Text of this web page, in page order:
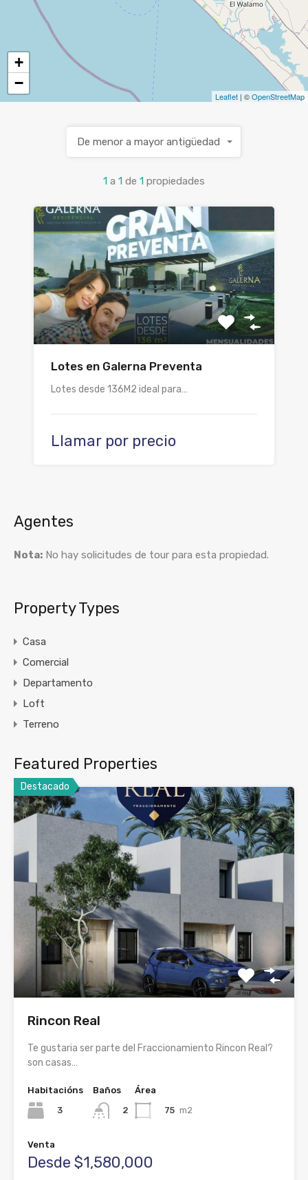
+
−
Leaflet | ©OpenStreetMap
1 a 1 de 1 propiedades
De menor a mayor antigüedad
Lotes en Galerna Preventa
Lotes desde 136M2 ideal para…
Llamar por precio
Agentes
Nota: No hay solicitudes de tour para esta propiedad.
Property Types
Casa
Comercial
Departamento
Loft
Terreno
Featured Properties
Destacado
Rincon Real
Te gustaria ser parte del Fraccionamiento Rincon Real?
son casas…
Habitacións
3
Baños
2
Área
75 m2
Venta
Desde $1,580,000